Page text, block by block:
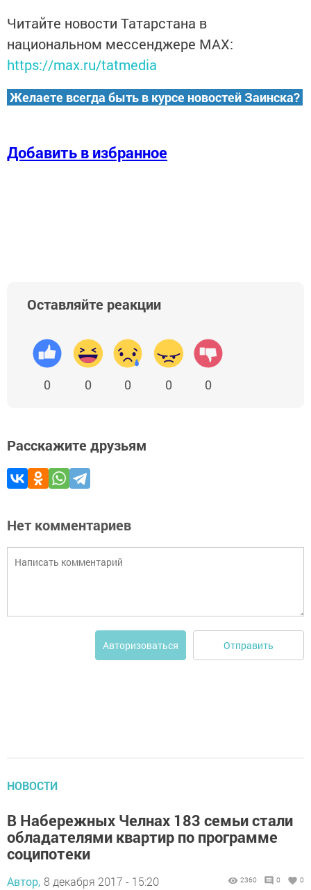
Читайте новости Татарстана в
национальном мессенджере MАХ:
https://max.ru/tatmedia
Желаете всегда быть в курсе новостей Заинска?
Добавить в избранное
Оставляйте реакции
0 0 0 0 0
Расскажите друзьям
Нет комментариев
Авторизоваться Отправить
НОВОСТИ
В Набережных Челнах 183 семьи стали
обладателями квартир по программе
соципотеки
Автор, 8 декабря 2017 - 15:20 2360 0 0